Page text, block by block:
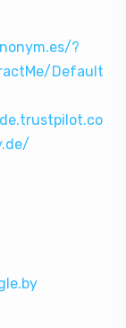
?
Default